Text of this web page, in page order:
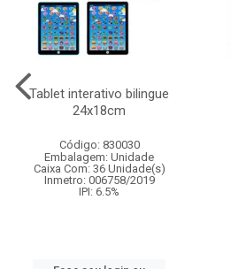
Tablet interativo bilingue
24x18cm
Código: 830030
Embalagem: Unidade
Caixa Com: 36 Unidade(s)
Inmetro: 006758/2019
IPI: 6.5%